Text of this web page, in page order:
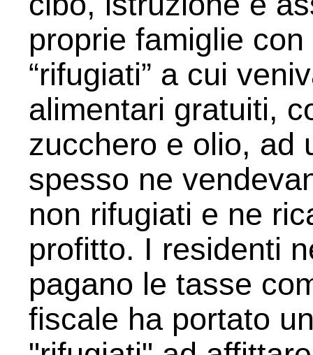
proprie famiglie
“rifugiati” a cui
alimentari gratuiti,
zucchero e olio, ad
spesso ne
non rifugiati e ne
profitto. I residenti
pagano le tasse
fiscale ha portato